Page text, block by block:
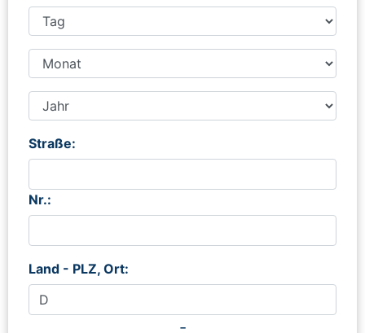
Straße:
Nr.:
Land - PLZ, Ort:
-